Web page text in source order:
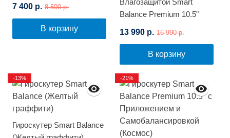
7 400 р. 8 500 р.
В корзину
Влагозащитой Smart
Balance Premium 10.5"
13 990 р. 16 990 р.
В корзину
Гироскутер Smart Balance
-13% -21%